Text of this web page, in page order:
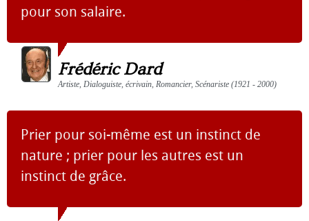
pour son salaire.
Frédéric Dard
Artiste, Dialoguiste, écrivain, Romancier, Scénariste (1921 - 2000)
Prier pour soi-même est un instinct de
nature ; prier pour les autres est un
instinct de grâce.